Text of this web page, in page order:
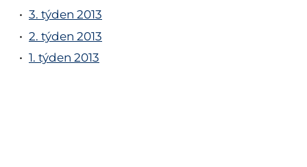
3. týden 2013
2. týden 2013
1. týden 2013